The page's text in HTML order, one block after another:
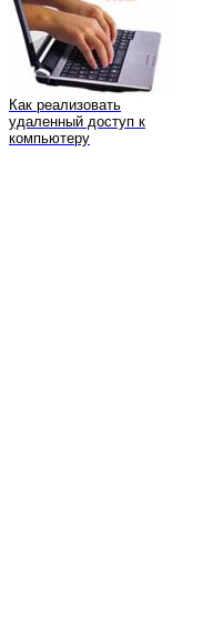
Как реализовать
удаленный доступ к
компьютеру